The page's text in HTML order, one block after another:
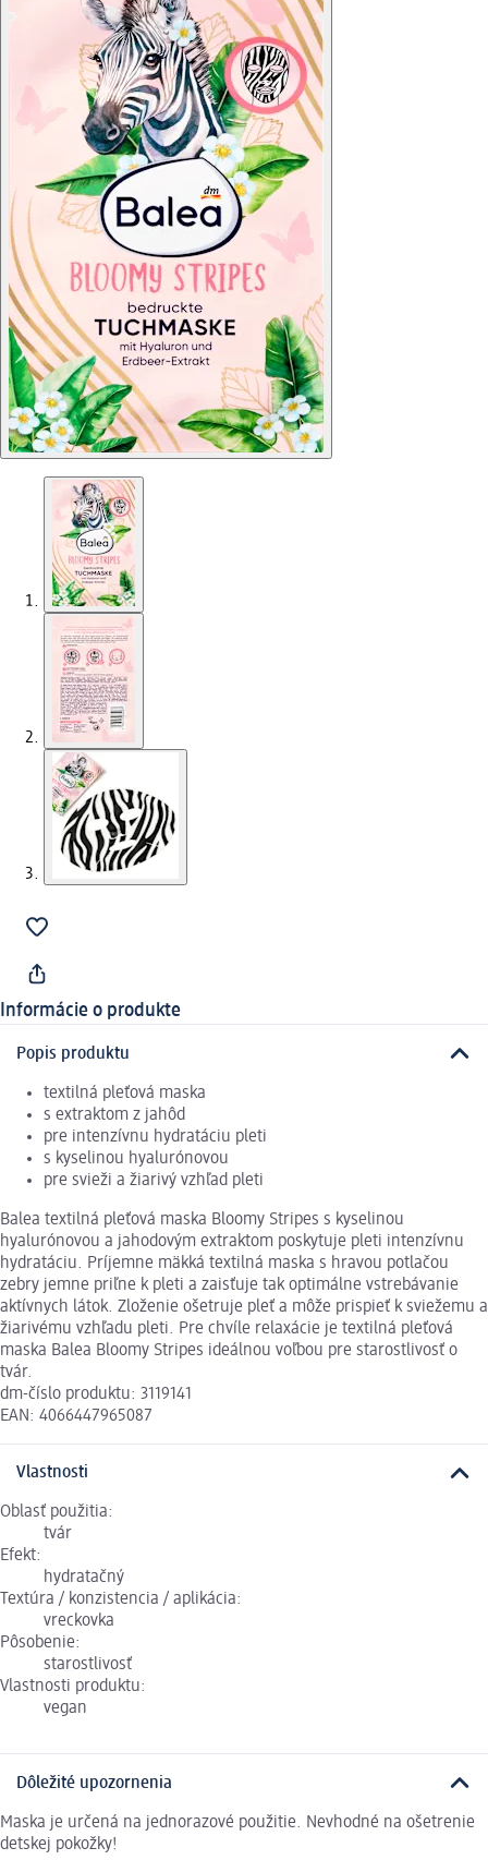
Informácie o produkte
Popis produktu
textilná pleťová maska
s extraktom z jahôd
pre intenzívnu hydratáciu pleti
s kyselinou hyalurónovou
pre svieži a žiarivý vzhľad pleti
Balea textilná pleťová maska Bloomy Stripes s kyselinou
hyalurónovou a jahodovým extraktom poskytuje pleti intenzívnu
hydratáciu. Príjemne mäkká textilná maska s hravou potlačou
zebry jemne priľne k pleti a zaisťuje tak optimálne vstrebávanie
aktívnych látok. Zloženie ošetruje pleť a môže prispieť k sviežemu a
žiarivému vzhľadu pleti. Pre chvíle relaxácie je textilná pleťová
maska Balea Bloomy Stripes ideálnou voľbou pre starostlivosť o
tvár.
dm-číslo produktu: 3119141
EAN: 4066447965087
Vlastnosti
Oblasť použitia:
tvár
Efekt:
hydratačný
Textúra / konzistencia / aplikácia:
vreckovka
Pôsobenie:
starostlivosť
Vlastnosti produktu:
vegan
Dôležité upozornenia
Maska je určená na jednorazové použitie. Nevhodné na ošetrenie
detskej pokožky!